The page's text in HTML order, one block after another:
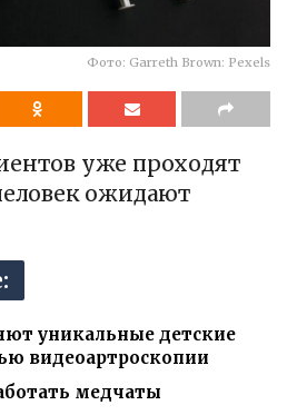
Фото: Garreth Brown: Pexels
уже проходят
ожидают
уникальные детские
видеоартроскопии
медчаты